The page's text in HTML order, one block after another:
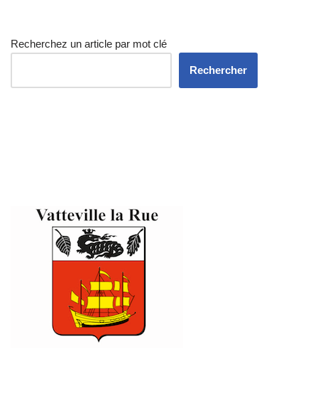
Recherchez un article par mot clé
Rechercher